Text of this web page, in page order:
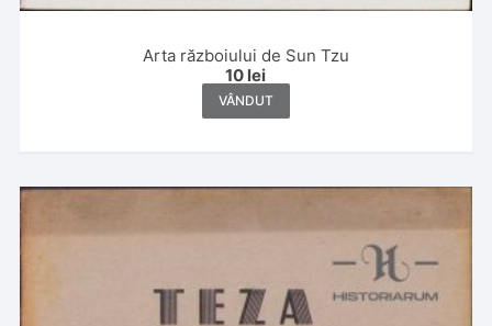
Arta războiului de Sun Tzu
10 lei
VÂNDUT